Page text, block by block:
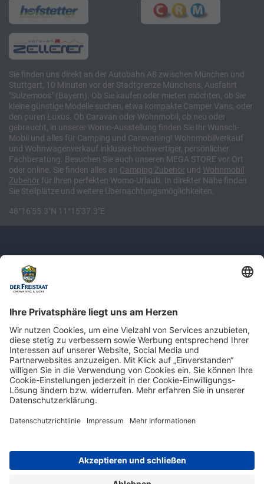
Sie finden uns direkt an der Autobahn A8 zwischen München und
Stuttgart, 10 Minuten vor der Stadtgrenze Münchens, Ausfahrt
"Sulzemoos" (Bayern). Ob Sie kaufen oder mieten möchten, ob Sie
kleine günstige Modelle suchen, etwa kompakte Camper Vans, oder
den puren Luxus. Ob Caravan oder Wohnmobil, ob neu oder
gebraucht, in unserer Womo-Ausstellung finden Sie Ihr Wunsch-
Mobil und alles für Camping und Caravaning! Wohnmobilverkauf
und Wohnwagenverkauf inklusive hochwertiger, persönlicher
Fachberatung. Besuchen Sie auch unseren MEGA STORE vor Ort
oder online. Sie finden alles an Camping Zubehör und Wohnmobil
Zubehör für ihren perfekten Womo-Urlaub. In direkter Nähe finden
Sie Stellplätze und weitere Übernachtungsmöglichkeiten.
48°16'55.3"N 11°15'37.3"E
Newsletter: Jetzt auf
shop.derfreistaat.de anmelden und
einen 5€ Gutschein für unseren Online-
Shop erhalten!*
Impressum Datenschutz Barrierefreiheit